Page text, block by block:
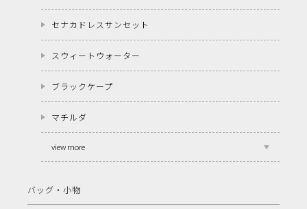
セナカドレスサンセット
スウィートウォーター
ブラックケープ
マチルダ
view more
バッグ・小物